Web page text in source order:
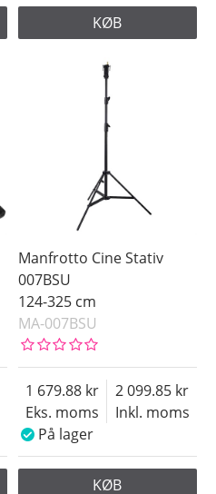
KØB
Manfrotto Cine Stativ
007BSU
124-325 cm
MA-007BSU
Eks. moms
1 679.88
Inkl. moms
2 099.85
På lager
KØB